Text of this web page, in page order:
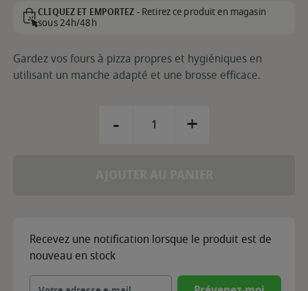
CLIQUEZ ET EMPORTEZ -Retirez ce produit en magasin
sous 24h/48h
Gardez vos fours à pizza propres et hygiéniques en
utilisant un manche adapté et une brosse efficace.
- +
Recevez une notification lorsque le produit est de
nouveau en stock